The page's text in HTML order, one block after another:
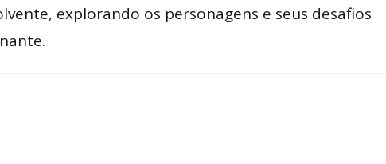
explorando os personagens e seus desafios